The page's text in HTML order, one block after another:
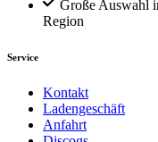
Große Auswahl
Region
Service
Kontakt
Ladengeschäft
Anfahrt